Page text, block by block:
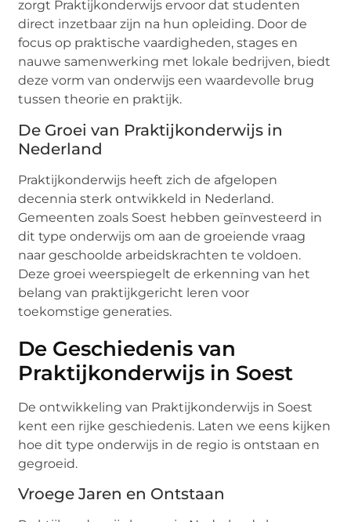
zorgt Praktijkonderwijs ervoor dat studenten
direct inzetbaar zijn na hun opleiding. Door de
focus op praktische vaardigheden, stages en
nauwe samenwerking met lokale bedrijven, biedt
deze vorm van onderwijs een waardevolle brug
tussen theorie en praktijk.
De Groei van Praktijkonderwijs in
Nederland
Praktijkonderwijs heeft zich de afgelopen
decennia sterk ontwikkeld in Nederland.
Gemeenten zoals Soest hebben geïnvesteerd in
dit type onderwijs om aan de groeiende vraag
naar geschoolde arbeidskrachten te voldoen.
Deze groei weerspiegelt de erkenning van het
belang van praktijkgericht leren voor
toekomstige generaties.
De Geschiedenis van
Praktijkonderwijs in Soest
De ontwikkeling van Praktijkonderwijs in Soest
kent een rijke geschiedenis. Laten we eens kijken
hoe dit type onderwijs in de regio is ontstaan en
gegroeid.
Vroege Jaren en Ontstaan